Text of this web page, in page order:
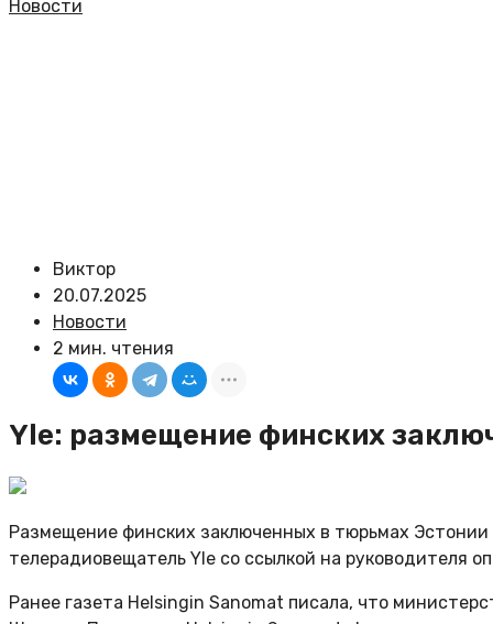
Новости
Виктор
20.07.2025
Новости
2 мин. чтения
Yle: размещение финских
Размещение финских заключенных в тюрьмах
телерадиовещатель Yle со ссылкой на руководителя
Ранее газета Helsingin Sanomat писала, что